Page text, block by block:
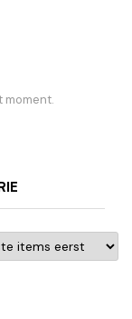
moment.